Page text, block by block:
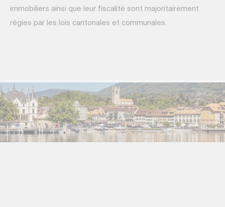
immobiliers ainsi que leur fiscalité sont majoritairement
régies par les lois cantonales et communales.